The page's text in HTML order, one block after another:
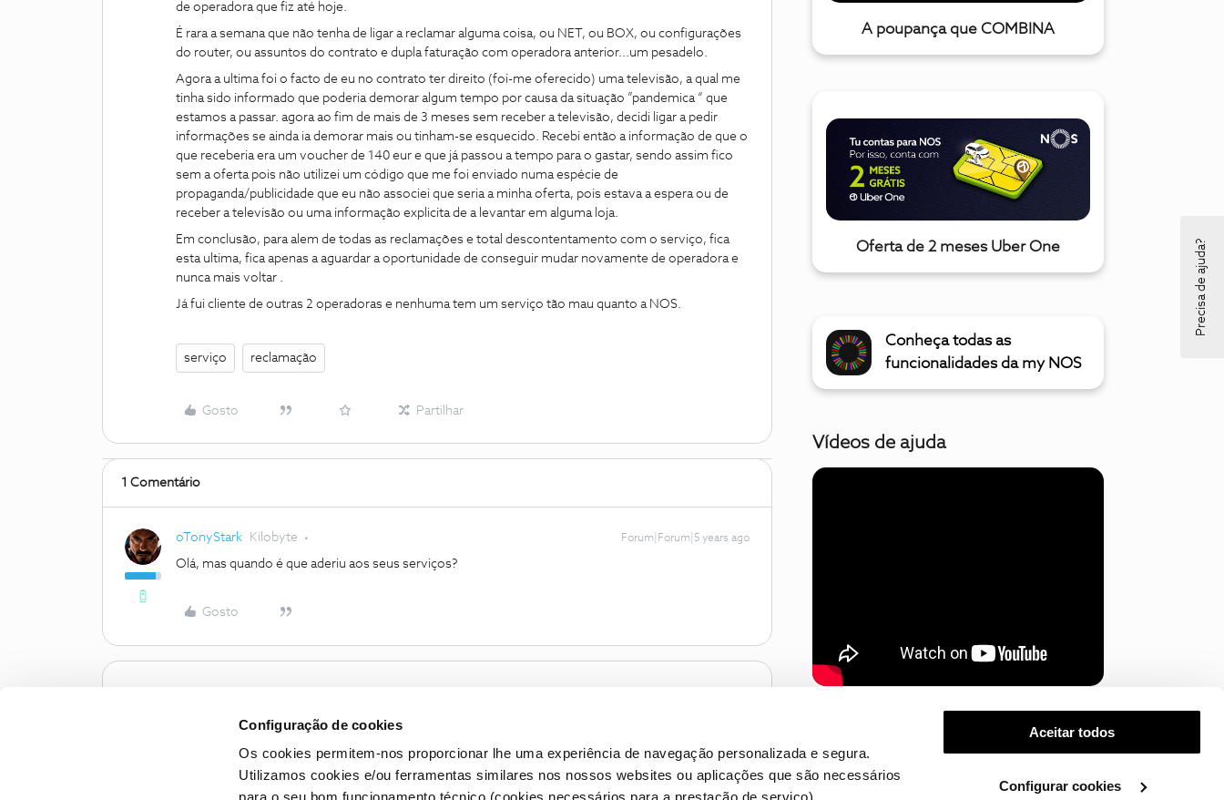
Configuração de cookies
Os cookies permitem-nos proporcionar lhe uma experiência de navegação personalizada e segura.
Utilizamos cookies e/ou ferramentas similares nos nossos websites ou aplicações que são necessários
Aceitar todos
Configurar cookies
de operadora que fiz até hoje.
É rara a semana que não tenha de ligar a reclamar alguma coisa, ou NET, ou BOX, ou configurações
do router, ou assuntos do contrato e dupla faturação com operadora anterior...um pesadelo.
Agora a ultima foi o facto de eu no contrato ter direito (foi-me oferecido) uma televisão, a qual me
tinha sido informado que poderia demorar algum tempo por causa da situação ”pandemica “ que
estamos a passar. agora ao fim de mais de 3 meses sem receber a televisão, decidi ligar a pedir
informações se ainda ia demorar mais ou tinham-se esquecido. Recebi então a informação de que o
que receberia era um voucher de 140 eur e que já passou a tempo para o gastar, sendo assim fico
sem a oferta pois não utilizei um código que me foi enviado numa espécie de
propaganda/publicidade que eu não associei que seria a minha oferta, pois estava a espera ou de
receber a televisão ou uma informação explicita de a levantar em alguma loja.
Em conclusão, para alem de todas as reclamações e total descontentamento com o serviço, fica
esta ultima, fica apenas a aguardar a oportunidade de conseguir mudar novamente de operadora e
nunca mais voltar .
Já fui cliente de outras 2 operadoras e nenhuma tem um serviço tão mau quanto a NOS.
serviço reclamação
Gosto Partilhar
1 Comentário
oTonyStark Kilobyte Forum|Forum|5 years ago
Olá, mas quando é que aderiu aos seus serviços?
Gosto
A poupança que COMBINA
Oferta de 2 meses Uber One
Conheça todas as
funcionalidades da my NOS
Vídeos de ajuda
Precisa de ajuda?